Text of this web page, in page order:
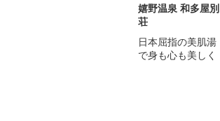
嬉野温泉 和多屋別
荘
日本屈指の美肌湯
で身も心も美しく